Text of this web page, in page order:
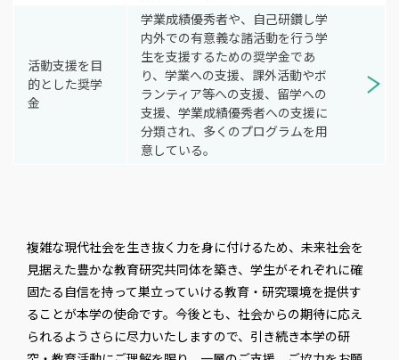
活動支援を目
的とした奨学
金
学業成績優秀者や、自己研鑽し学
内外での有意義な諸活動を行う学
生を支援するための奨学金であ
り、学業への支援、課外活動やボ
ランティア等への支援、留学への
支援、学業成績優秀者への支援に
分類され、多くのプログラムを用
意している。
複雑な現代社会を生き抜く力を身に付けるため、未来社会を
見据えた豊かな教育研究共同体を築き、学生がそれぞれに確
固たる自信を持って巣立っていける教育・研究環境を提供す
ることが本学の使命です。今後とも、社会からの期待に応え
られるようさらに尽力いたしますので、引き続き本学の研